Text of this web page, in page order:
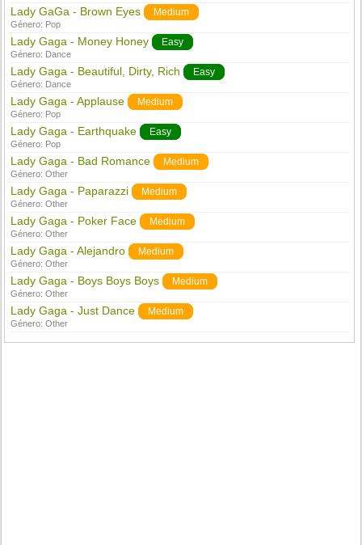
Lady GaGa - Brown Eyes Medium
Género: Pop
Lady Gaga - Money Honey Easy
Género: Dance
Lady Gaga - Beautiful, Dirty, Rich Easy
Género: Dance
Lady Gaga - Applause Medium
Género: Pop
Lady Gaga - Earthquake Easy
Género: Pop
Lady Gaga - Bad Romance Medium
Género:Other
Lady Gaga - Paparazzi Medium
Género:Other
Lady Gaga - Poker Face Medium
Género:Other
Lady Gaga - Alejandro Medium
Género:Other
Lady Gaga - Boys Boys Boys Medium
Género:Other
Lady Gaga - Just Dance Medium
Género:Other